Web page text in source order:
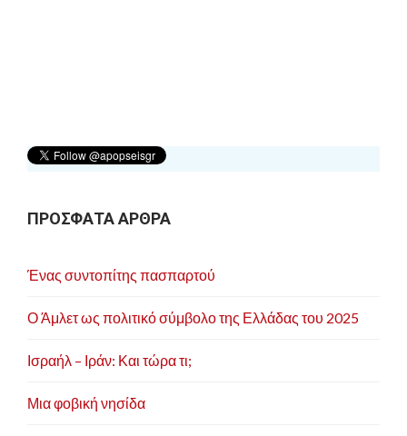
η
ά
θ
ω
ν
ΠΡΟΣΦΑΤΑ ΑΡΘΡΑ
Ένας συντοπίτης πασπαρτού
Ο Άμλετ ως πολιτικό σύμβολο της Ελλάδας του 2025
Ισραήλ – Ιράν: Και τώρα τι;
Μια φοβική νησίδα